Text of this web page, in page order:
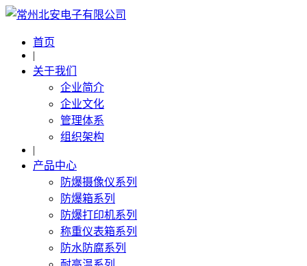
首页
|
关于我们
企业简介
企业文化
管理体系
组织架构
|
产品中心
防爆摄像仪系列
防爆箱系列
防爆打印机系列
称重仪表箱系列
防水防腐系列